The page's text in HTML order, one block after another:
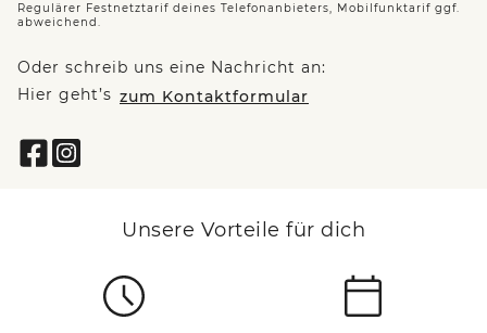
Regulärer Festnetztarif deines Telefonanbieters, Mobilfunktarif ggf.
abweichend.
Oder schreib uns eine Nachricht an:
Hier geht’s zum Kontaktformular
Unsere Vorteile für dich